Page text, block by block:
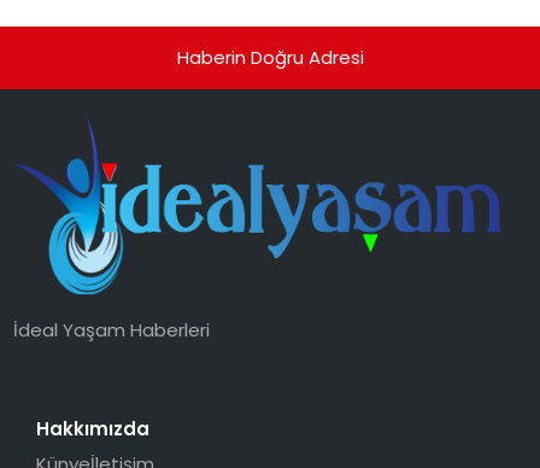
Haberin Doğru Adresi
İdeal Yaşam Haberleri
Hakkımızda